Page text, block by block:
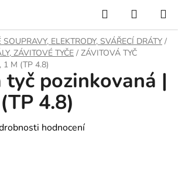
Hledat
KOŠÍK
SOUPRAVY, ELEKTRODY, SVÁŘECÍ DRÁTY /
ZÁVITOVÉ TYČE / ZÁVITOVÁ TYČ
1 M (TP 4.8)
pozinkovaná |
4.8)
hodnocení